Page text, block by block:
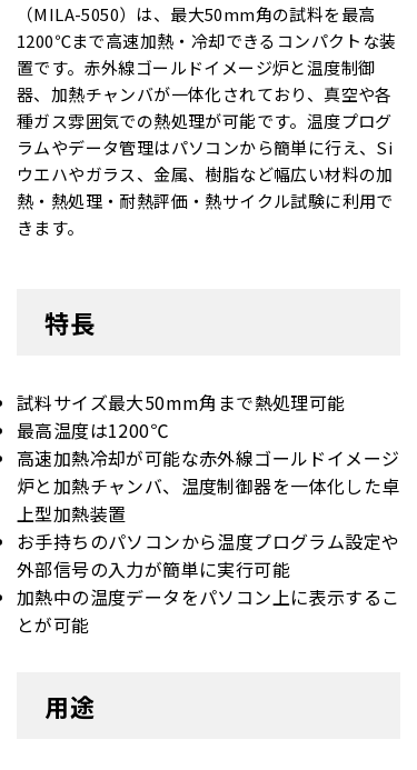
（MILA-5050）は、最大50mm角の試料を最高
1200℃まで高速加熱・冷却できるコンパクトな装
置です。赤外線ゴールドイメージ炉と温度制御
器、加熱チャンバが一体化されており、真空や各
種ガス雰囲気での熱処理が可能です。温度プログ
ラムやデータ管理はパソコンから簡単に行え、Si
ウエハやガラス、金属、樹脂など幅広い材料の加
熱・熱処理・耐熱評価・熱サイクル試験に利用で
きます。
特長
試料サイズ最大50mm角まで熱処理可能
最高温度は1200℃
高速加熱冷却が可能な赤外線ゴールドイメージ
炉と加熱チャンバ、温度制御器を一体化した卓
上型加熱装置
お手持ちのパソコンから温度プログラム設定や
外部信号の入力が簡単に実行可能
加熱中の温度データをパソコン上に表示するこ
とが可能
用途